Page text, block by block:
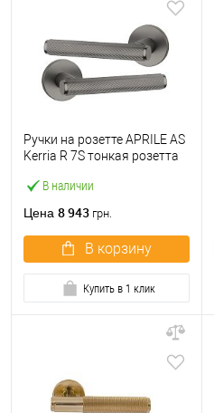
В наличии
Ручки на розетте APRILE AS
Kerria R 7S тонкая розетта
Цена 8 943 грн.
В корзину
Купить в 1 клик